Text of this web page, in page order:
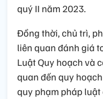
quý II năm 2023.
Đồng thời, chủ trì,
liên quan đánh giá
Luật Quy hoạch và
quan đến quy
quy phạm pháp